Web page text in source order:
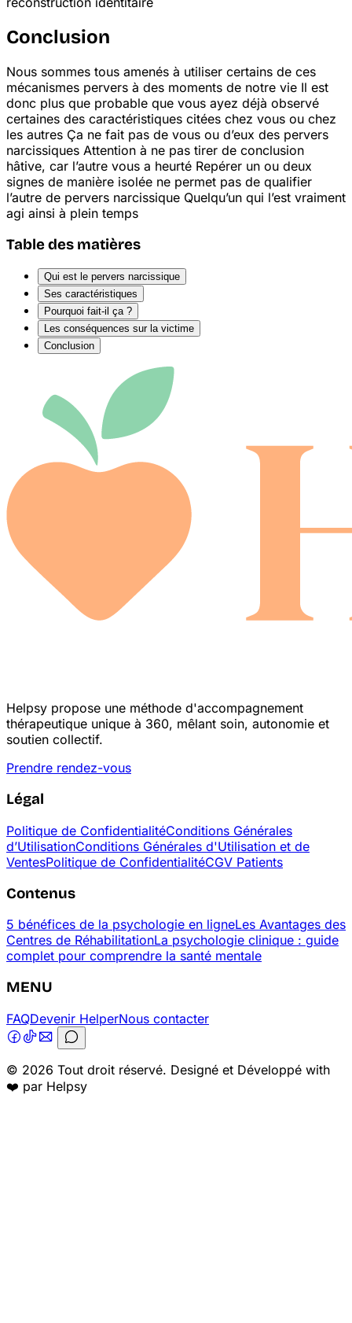
Conclusion
Nous sommes tous amenés à utiliser certains de ces
mécanismes pervers à des moments de notre vie Il est
donc plus que probable que vous ayez déjà observé
certaines des caractéristiques citées chez vous ou chez
les autres Ça ne fait pas de vous ou d’eux des pervers
narcissiques Attention à ne pas tirer de conclusion
hâtive, car l’autre vous a heurté Repérer un ou deux
signes de manière isolée ne permet pas de qualifier
l’autre de pervers narcissique Quelqu’un qui l’est vraiment
agi ainsi à plein temps
Table des matières
Qui est le pervers narcissique
Ses caractéristiques
Pourquoi fait-il ça ?
Les conséquences sur la victime
Conclusion
Helpsy propose une méthode d'accompagnement
thérapeutique unique à 360, mêlant soin, autonomie et
soutien collectif.
Prendre rendez-vous
Légal
Politique de ConfidentialitéConditions Générales
d’UtilisationConditions Générales d'Utilisation et de
VentesPolitique de ConfidentialitéCGV Patients
Contenus
5 bénéfices de la psychologie en ligneLes Avantages des
Centres de RéhabilitationLa psychologie clinique : guide
complet pour comprendre la santé mentale
MENU
FAQDevenir HelperNous contacter
© 2026 Tout droit réservé. Designé et Développé with
❤️ par Helpsy